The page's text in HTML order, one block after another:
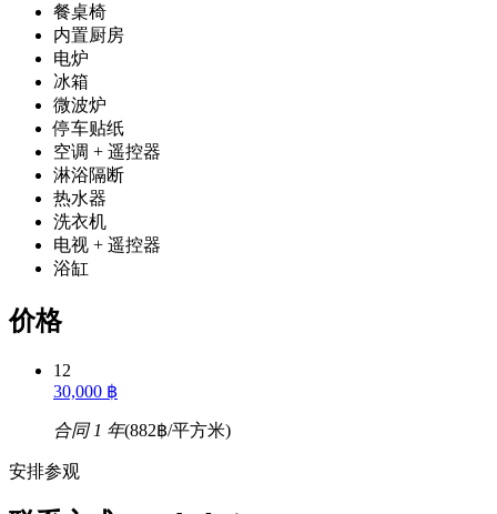
餐桌椅
内置厨房
电炉
冰箱
微波炉
停车贴纸
空调 + 遥控器
淋浴隔断
热水器
洗衣机
电视 + 遥控器
浴缸
价格
12
30,000 ฿
合同 1 年(882฿/平方米)
安排参观